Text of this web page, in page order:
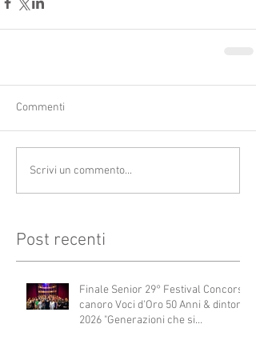
Commenti
Scrivi un commento...
Post recenti
Finale Senior 29° Festival Concorso
canoro Voci d'Oro 50 Anni & dintorni
2026 "Generazioni che si